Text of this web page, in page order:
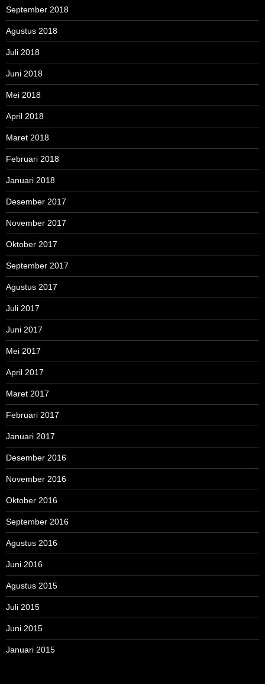
September 2018
Agustus 2018
Juli 2018
Juni 2018
Mei 2018
April 2018
Maret 2018
Februari 2018
Januari 2018
Desember 2017
November 2017
Oktober 2017
September 2017
Agustus 2017
Juli 2017
Juni 2017
Mei 2017
April 2017
Maret 2017
Februari 2017
Januari 2017
Desember 2016
November 2016
Oktober 2016
September 2016
Agustus 2016
Juni 2016
Agustus 2015
Juli 2015
Juni 2015
Januari 2015